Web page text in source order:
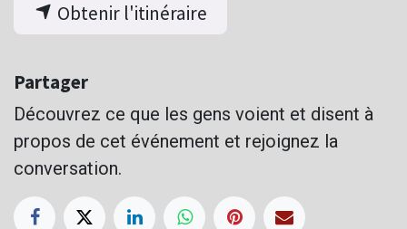
Obtenir l'itinéraire
Partager
Découvrez ce que les gens voient et disent à
propos de cet événement et rejoignez la
conversation.